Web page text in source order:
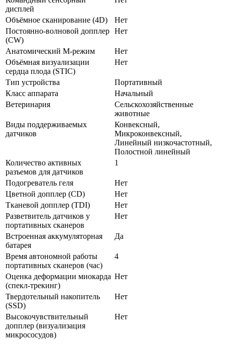
дисплей
Объёмное сканирование (4D)
Нет
Постоянно-волновой допплер
(CW)
Нет
Анатомический М-режим
Нет
Объёмная визуализации
сердца плода (STIC)
Нет
Тип устройства
Портативный
Класс аппарата
Начальный
Ветеринария
Сельскохозяйственные
животные
Виды поддерживаемых
датчиков
Конвексный,
Микроконвексный,
Линейный низкочастотный,
Полостной линейный
Количество активных
разъемов для датчиков
1
Подогреватель геля
Нет
Цветной допплер (CD)
Нет
Тканевой допплер (TDI)
Нет
Разветвитель датчиков у
портативных сканеров
Нет
Встроенная аккумуляторная
батарея
Да
Время автономной работы
портативных сканеров (час)
4
Оценка деформации миокарда
(спекл-трекинг)
Нет
Твердотельный накопитель
(SSD)
Нет
Высокочувствительный
допплер (визуализация
микрососудов)
Нет